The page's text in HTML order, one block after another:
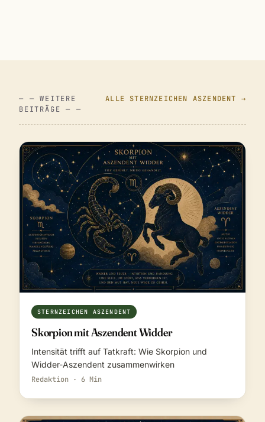
— — WEITERE
BEITRÄGE — —
ALLE STERNZEICHEN ASZENDENT →
STERNZEICHEN ASZENDENT
Skorpion mit Aszendent Widder
Intensität trifft auf Tatkraft: Wie Skorpion und
Widder-Aszendent zusammenwirken
Redaktion · 6 Min